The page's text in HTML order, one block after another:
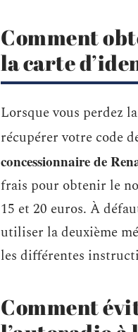
Comment
la carte
Lorsque vous perdez
récupérer votre code
concessionnaire de
frais pour obtenir le
15 et 20 euros. À
utiliser la deuxième
les différentes
Comment